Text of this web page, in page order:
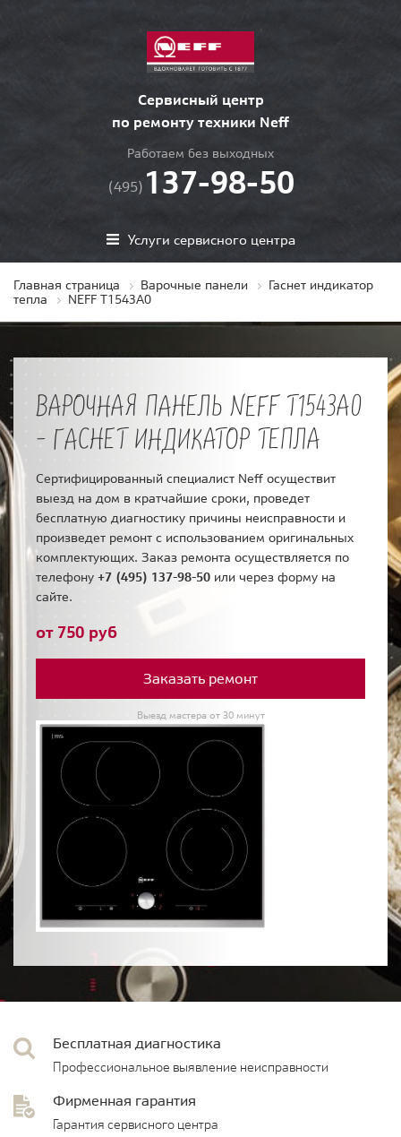
Сервисный центр
по ремонту техники Neff
Работаем без выходных
(495) 137-98-50
Услуги сервисного центра
Главная страница Варочные панели
Гаснет индикатор
тепла
NEFF T1543A0
ВАРОЧНАЯ ПАНЕЛЬ NEFF T1543A0
- ГАСНЕТ ИНДИКАТОР ТЕПЛА
Сертифицированный специалист Neff осуществит
выезд на дом в кратчайшие сроки, проведет
бесплатную диагностику причины неисправности и
произведет ремонт с использованием оригинальных
комплектующих. Заказ ремонта осуществляется по
телефону +7 (495) 137-98-50 или через форму на
сайте.
от 750 руб
Заказать ремонт
Выезд мастера от 30 минут
Бесплатная диагностика
Профессиональное выявление неисправности
Фирменная гарантия
Гарантия сервисного центра